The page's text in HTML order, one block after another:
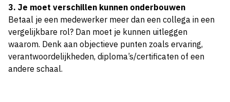
3. Je moet verschillen kunnen onderbouwen
Betaal je een medewerker meer dan een collega in een
vergelijkbare rol? Dan moet je kunnen uitleggen
waarom. Denk aan objectieve punten zoals ervaring,
verantwoordelijkheden, diploma’s/certificaten of een
andere schaal.